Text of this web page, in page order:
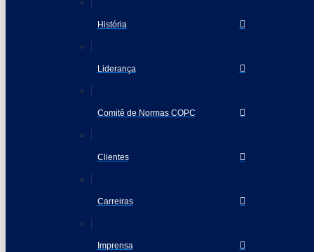
História
Liderança
Comitê de Normas COPC
Clientes
Carreiras
Imprensa